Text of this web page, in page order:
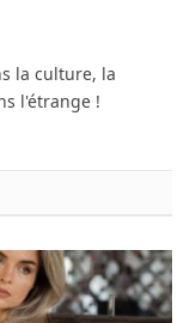
la culture, la
l'étrange !